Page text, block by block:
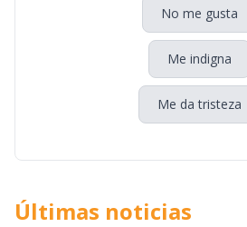
No me gusta
Me indigna
Me da tristeza
Últimas noticias